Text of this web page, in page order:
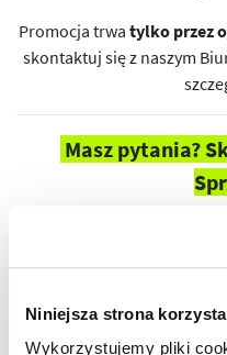
Niniejsza strona
Wykorzystujemy pliki
Promocja trwa tylko przez
skontaktuj się z naszym
Masz pytania?
Sprawdź